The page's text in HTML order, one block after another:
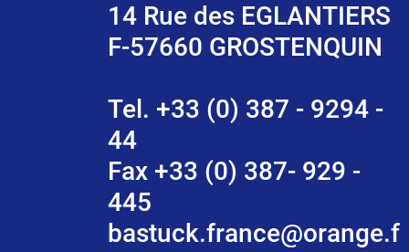
14 Rue des EGLANTIERS
F-57660 GROSTENQUIN
Tel. +33 (0) 387 - 9294 -
44
Fax +33 (0) 387- 929 -
445
bastuck.france@orange.f